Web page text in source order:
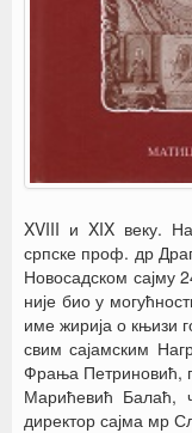
XVIII и XIX веку.
српске проф. др
Новосадском сајму
није био у
име жирија о књизи
свим сајамским
Фрања Петриновић,
Марићевић Балаћ,
директор сајма мр